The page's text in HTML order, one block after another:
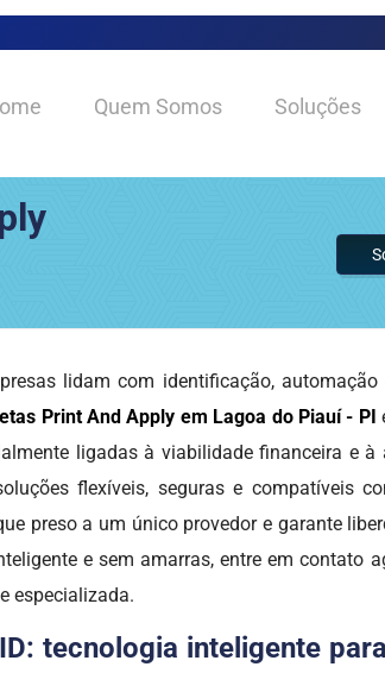
Quem Somos Soluções
lidam com identificação, automação
Print And Apply em Lagoa do Piauí - PI
ligadas à viabilidade financeira e à
flexíveis, seguras e compatíveis
preso a um único provedor e garante
e sem amarras, entre em contato
especializada.
tecnologia inteligente